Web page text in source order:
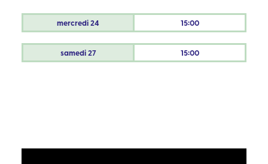
mercredi24 15:00
samedi27 15:00